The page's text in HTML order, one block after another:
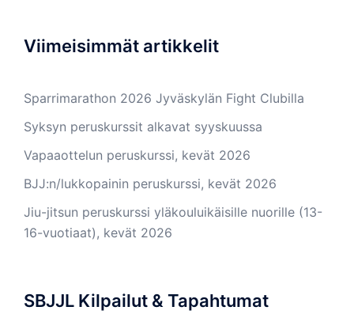
Viimeisimmät artikkelit
Sparrimarathon 2026 Jyväskylän Fight Clubilla
Syksyn peruskurssit alkavat syyskuussa
Vapaaottelun peruskurssi, kevät 2026
BJJ:n/lukkopainin peruskurssi, kevät 2026
Jiu-jitsun peruskurssi yläkouluikäisille nuorille (13-
16-vuotiaat), kevät 2026
SBJJL Kilpailut & Tapahtumat